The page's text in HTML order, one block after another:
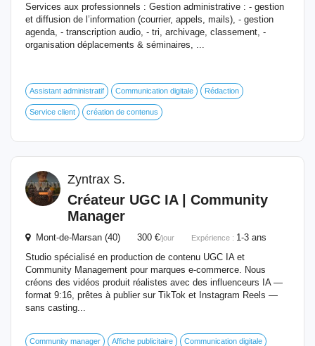
Services aux professionnels : Gestion administrative : - gestion
et diffusion de l’information (courrier, appels, mails), - gestion
agenda, - transcription audio, - tri, archivage, classement, -
organisation déplacements & séminaires, ...
Assistant administratif Communication digitale Rédaction
Service client création de contenus
Zyntrax S.
Créateur UGC IA | Community
Manager
Mont-de-Marsan (40) 300 €/jour Expérience : 1-3 ans
Studio spécialisé en production de contenu UGC IA et
Community Management pour marques e-commerce. Nous
créons des vidéos produit réalistes avec des influenceurs IA —
format 9:16, prêtes à publier sur TikTok et Instagram Reels —
sans casting...
Community manager Affiche publicitaire Communication digitale